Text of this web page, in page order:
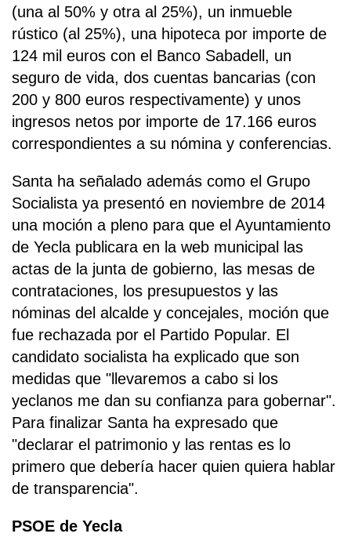
(una al 50% y otra al 25%), un inmueble
rústico (al 25%), una hipoteca por importe de
124 mil euros con el Banco Sabadell, un
seguro de vida, dos cuentas bancarias (con
200 y 800 euros respectivamente) y unos
ingresos netos por importe de 17.166 euros
correspondientes a su nómina y conferencias.
Santa ha señalado además como el Grupo
Socialista ya presentó en noviembre de 2014
una moción a pleno para que el Ayuntamiento
de Yecla publicara en la web municipal las
actas de la junta de gobierno, las mesas de
contrataciones, los presupuestos y las
nóminas del alcalde y concejales, moción que
fue rechazada por el Partido Popular. El
candidato socialista ha explicado que son
medidas que "llevaremos a cabo si los
yeclanos me dan su confianza para gobernar".
Para finalizar Santa ha expresado que
"declarar el patrimonio y las rentas es lo
primero que debería hacer quien quiera hablar
de transparencia".
PSOE de Yecla